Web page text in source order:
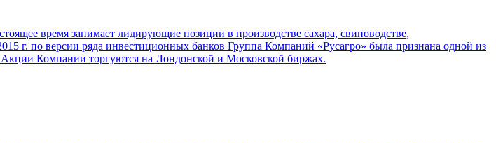
время занимает лидирующие позиции в производстве сахара, свиноводстве,
г. по версии ряда инвестиционных банков Группа Компаний «Русагро» была признана одной из
Компании торгуются на Лондонской и Московской биржах.